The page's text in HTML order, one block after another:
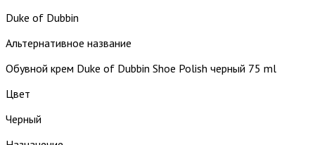
Duke of Dubbin
Альтернативное название
Обувной крем Duke of Dubbin Shoe Polish черный 75 ml
Цвет
Черный